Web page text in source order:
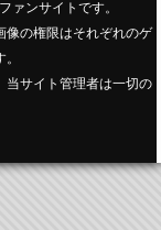
ァンサイトです。
像の権限はそれぞれのゲ
当サイト管理者は一切の